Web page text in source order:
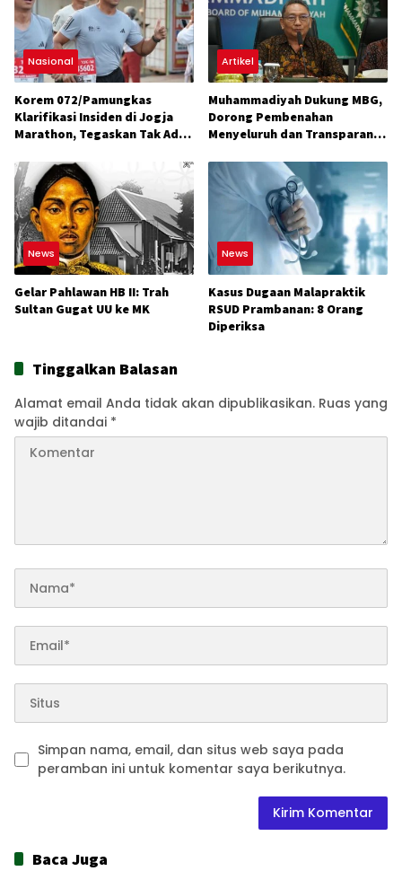
Nasional
Korem 072/Pamungkas
Klarifikasi Insiden di Jogja
Marathon, Tegaskan Tak Ada
Artikel
Muhammadiyah Dukung MBG,
Dorong Pembenahan
Menyeluruh dan Transparansi
News
Gelar Pahlawan HB II: Trah
Sultan Gugat UU ke MK
News
Kasus Dugaan Malapraktik
RSUD Prambanan: 8 Orang
Diperiksa
Tinggalkan Balasan
Alamat email Anda tidak akan dipublikasikan. Ruas yang
wajib ditandai *
Simpan nama, email, dan situs web saya pada
peramban ini untuk komentar saya berikutnya.
Baca Juga